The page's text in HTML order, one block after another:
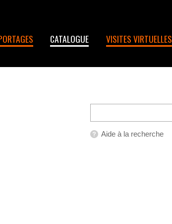
CATALOGUE VISITES VIRTUELLES
Aide à la recherche